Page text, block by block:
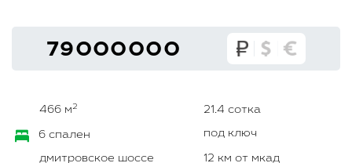
79000000
466 м2 21.4 сотка
6 спален под ключ
дмитровское шоссе 12 км от мкад